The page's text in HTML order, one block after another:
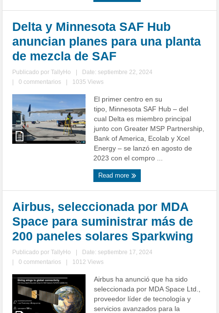
Delta y Minnesota SAF Hub
anuncian planes para una planta
de mezcla de SAF
Publicado porTallyHo
Date: septiembre 22, 2024
0 commentarios 1035 Views
El primer centro en su
tipo, Minnesota SAF Hub – del
cual Delta es miembro principal
junto con Greater MSP Partnership,
Bank of America, Ecolab y Xcel
Energy – se lanzó en agosto de
2023 con el compro ...
Read more
Airbus, seleccionada por MDA
Space para suministrar más de
200 paneles solares Sparkwing
Publicado porTallyHo
Date: septiembre 17, 2024
0 commentarios 1012 Views
Airbus ha anunció que ha sido
seleccionada por MDA Space Ltd.,
proveedor líder de tecnología y
servicios avanzados para la